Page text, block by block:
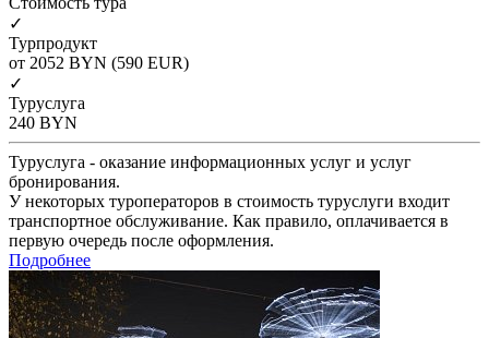
✓
Турпродукт
от 2052 BYN (590 EUR)
✓
Туруслуга
240 BYN
Туруслуга - оказание информационных услуг и услуг
бронирования.
У некоторых туроператоров в стоимость туруслуги входит
транспортное обслуживание. Как правило, оплачивается в
первую очередь после оформления.
Подробнее